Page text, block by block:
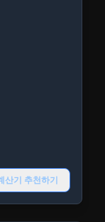
산기 추천하기